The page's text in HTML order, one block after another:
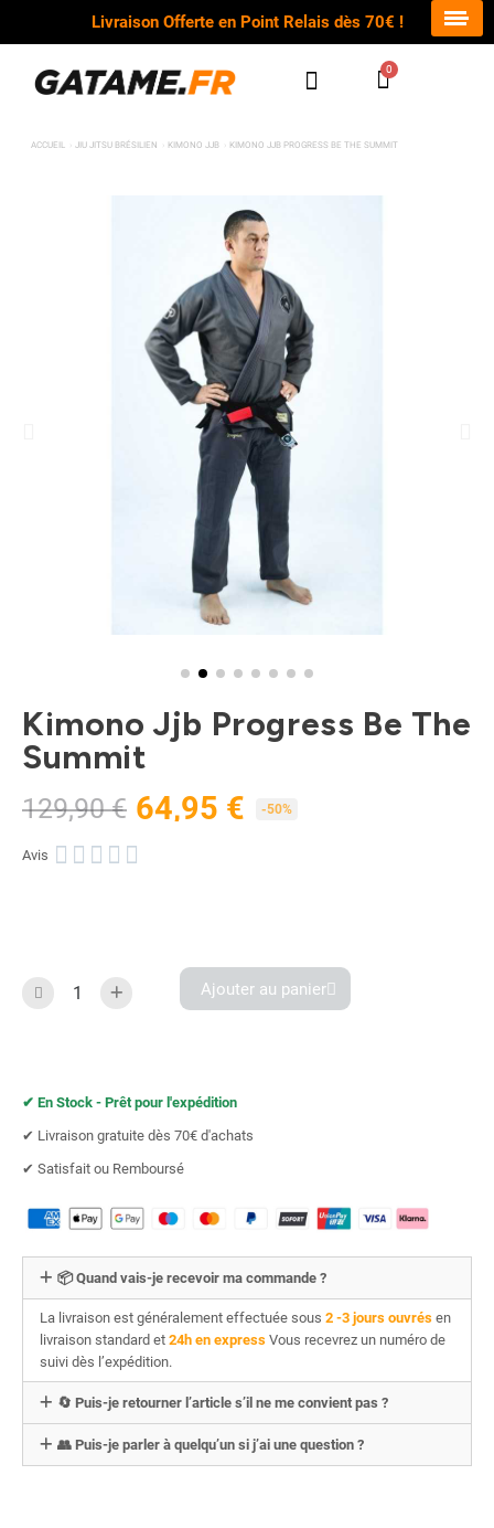
Livraison Offerte en Point Relais dès 70€ !
ACCUEIL JIU JITSU BRÉSILIEN KIMONO JJB KIMONO JJB PROGRESS BE THE SUMMIT
Kimono Jjb Progress Be The
Summit
129,90 € 64,95 € -50%
Avis     
Ajouter au panier
✔︎ En Stock - Prêt pour l'expédition
✔︎ Livraison gratuite dès 70€ d'achats
✔︎ Satisfait ou Remboursé
📦 Quand vais-je recevoir ma commande ?
La livraison est généralement effectuée sous 2 -3 jours ouvrés en
livraison standard et 24h en express Vous recevrez un numéro de
suivi dès l’expédition.
🔄 Puis-je retourner l’article s’il ne me convient pas ?
👥 Puis-je parler à quelqu’un si j’ai une question ?